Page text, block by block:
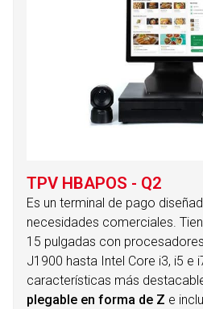
TPV HBAPOS - Q2
Es un terminal de pago
necesidades comerciales.
15 pulgadas con
J1900 hasta Intel Core i3, i5 e
características más
plegable en forma de Z e